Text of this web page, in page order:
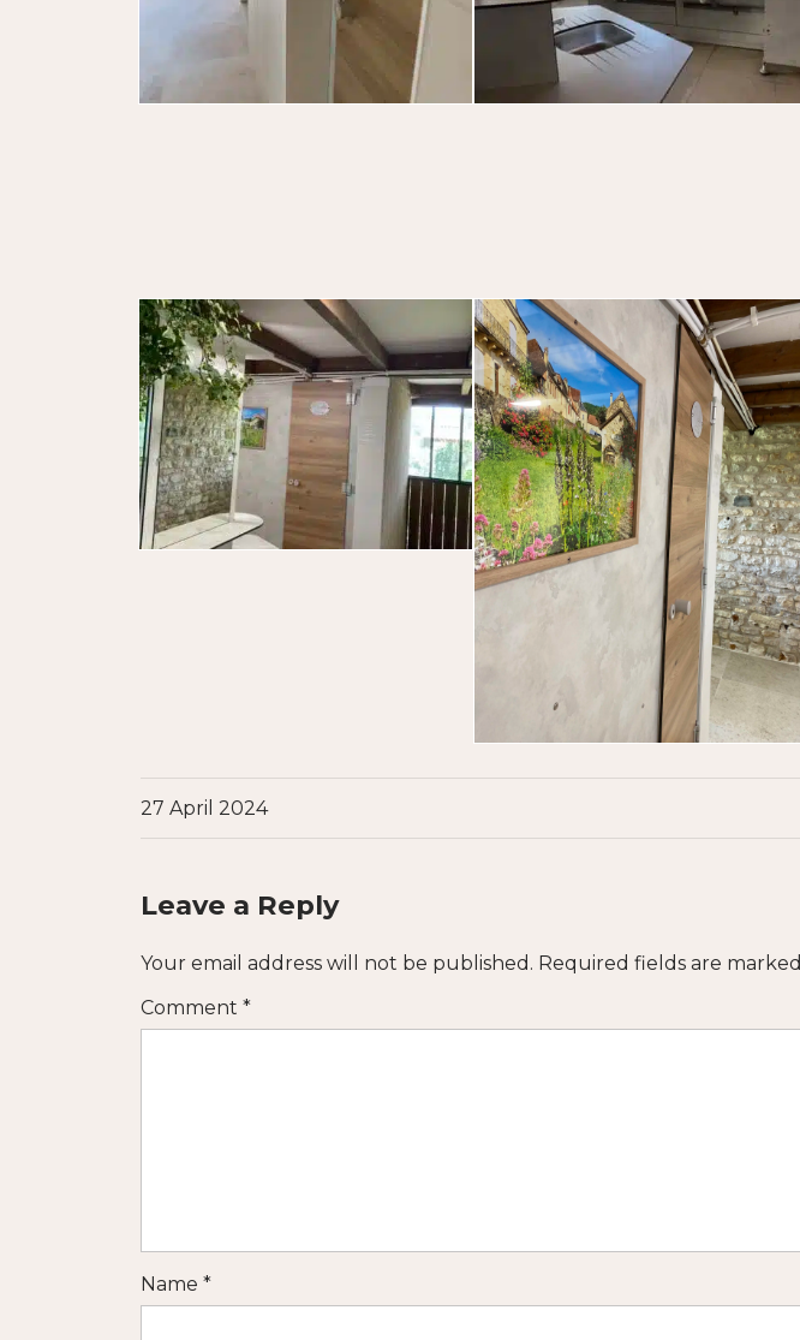
27 April 2024
Leave a Reply
Your email address will not be published. Required fields are marked
Comment *
Name *